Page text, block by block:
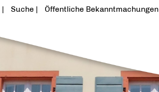
Suche Öffentliche Bekanntmachungen